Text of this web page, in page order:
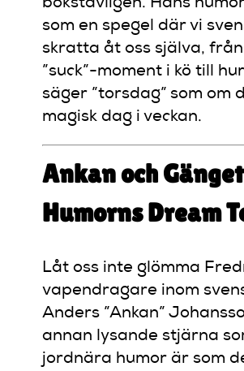
bokstavligen. Hans
som en spegel där vi
skratta åt oss själva,
”suck”-moment i kö till
säger ”torsdag” som om
magisk dag i veckan.
Ankan och
Humorns Dream
Låt oss inte glömma
vapendragare inom
Anders ”Ankan”
annan lysande stjärna
jordnära humor är som